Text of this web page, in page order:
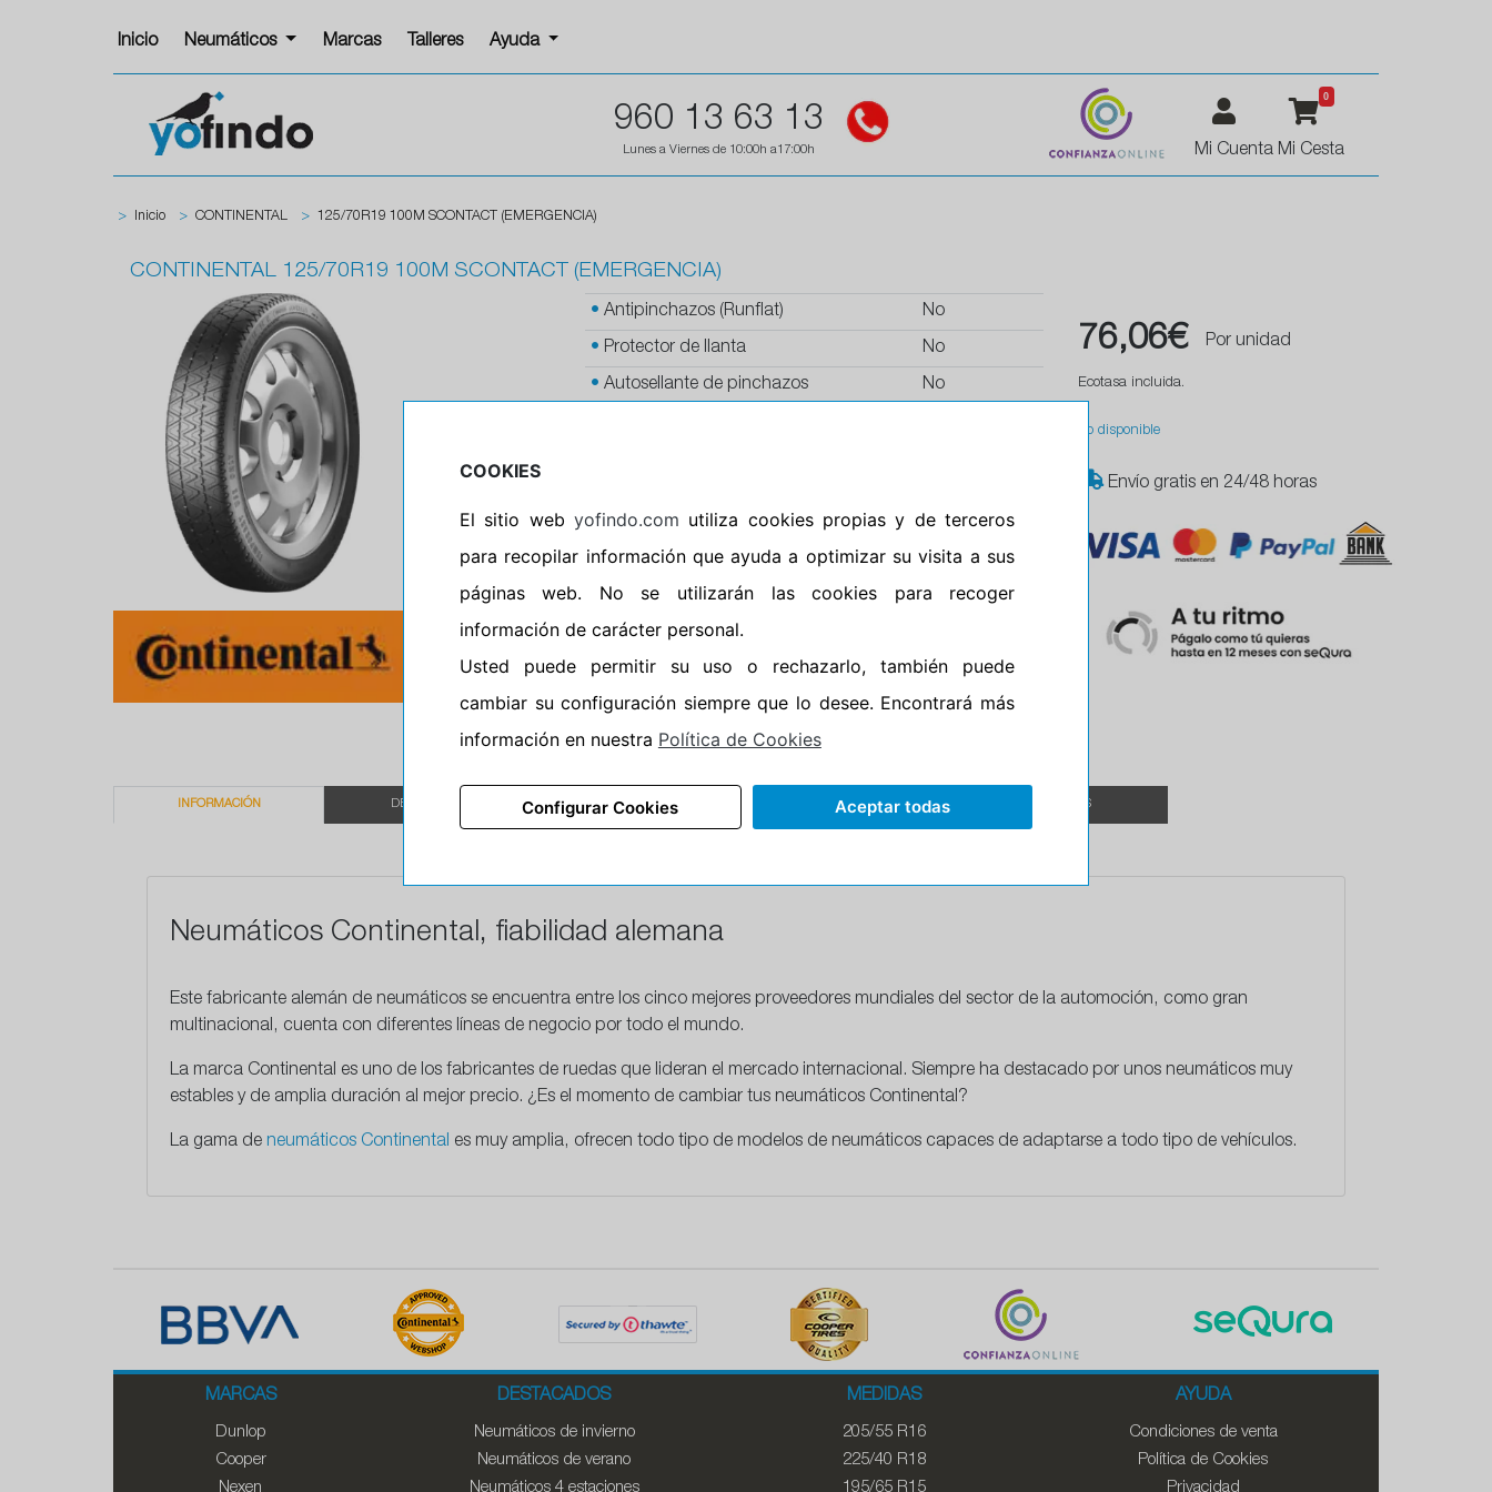
Inicio Neumáticos Marcas Talleres Ayuda
960 13 63 13
Lunes a Viernes de 10:00h a17:00h Mi Cuenta
0
Mi Cesta
> Inicio > CONTINENTAL > 125/70R19 100M SCONTACT (EMERGENCIA)
CONTINENTAL 125/70R19 100M SCONTACT (EMERGENCIA)
• Antipinchazos (Runflat) No
• Protector de llanta No
• Autosellante de pinchazos No
•Banda blanca No
• No
Calidad PREMIUM
•P.O.R.
•Oportunidad No
76,06€ Por unidad
Ecotasa incluida.
No disponible
Envío gratis en 24/48 horas
INFORMACIÓN DESCRIPCIÓN CARACTERÍSTICAS RECOMENDADO TALLERES
Neumáticos Continental, fiabilidad alemana
Este fabricante alemán de neumáticos se encuentra entre los cinco mejores proveedores mundiales del sector de la automoción, como gran
multinacional, cuenta con diferentes líneas de negocio por todo el mundo.
La marca Continental es uno de los fabricantes de ruedas que lideran el mercado internacional. Siempre ha destacado por unos neumáticos muy
estables y de amplia duración al mejor precio. ¿Es el momento de cambiar tus neumáticos Continental?
La gama de neumáticos Continental es muy amplia, ofrecen todo tipo de modelos de neumáticos capaces de adaptarse a todo tipo de vehículos.
MARCAS
Dunlop
Cooper
Nexen
DESTACADOS
Neumáticos de invierno
Neumáticos de verano
Neumáticos 4 estaciones
MEDIDAS
205/55 R16
225/40 R18
195/65 R15
AYUDA
Condiciones de venta
Política de Cookies
Privacidad
COOKIES
El sitio web yofindo.com utiliza cookies propias y de terceros
para recopilar información que ayuda a optimizar su visita a sus
páginas web. No se utilizarán las cookies para recoger
información de carácter personal.
Usted puede permitir su uso o rechazarlo, también puede
cambiar su configuración siempre que lo desee. Encontrará más
información en nuestra Política de Cookies
Configurar Cookies Aceptar todas